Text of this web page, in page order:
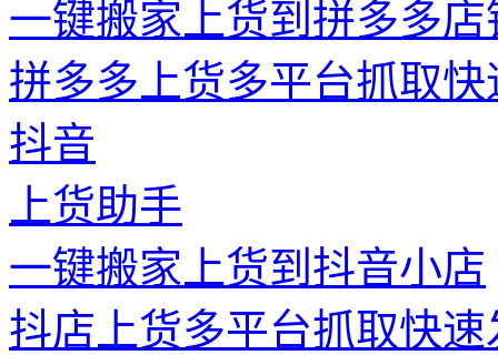
一键搬家上货到拼多多店
拼多多上货多平台抓取快
抖音
上货助手
一键搬家上货到抖音小店
抖店上货多平台抓取快速